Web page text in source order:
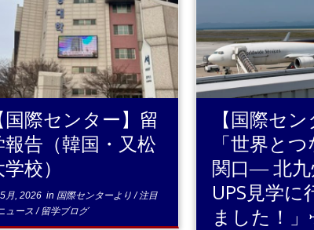
...続きを読む
国際センター】留
報告（韓国・又松
校）
月, 2026 in 国際センターより/注目
ュース/留学ブログ
...続きを読む
【国際セン
「世界と
関口― 北九
UPS見学に
ました！